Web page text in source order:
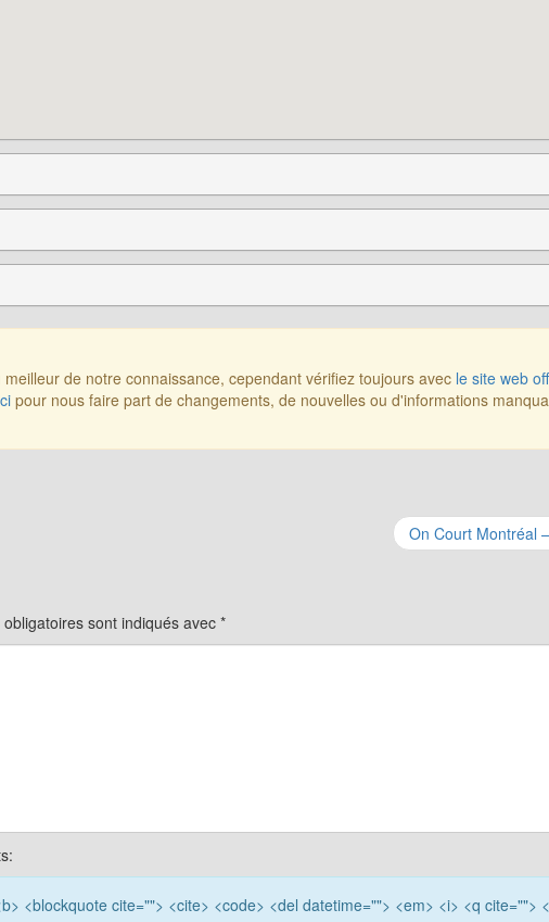
de notre connaissance, cependant vérifiez toujours avec le site web
pour nous faire part de changements, de nouvelles ou d'informations
On Court Montréal
sont indiqués avec*
<blockquote cite=""> <cite> <code> <del datetime=""> <em> <i> <q cite="">